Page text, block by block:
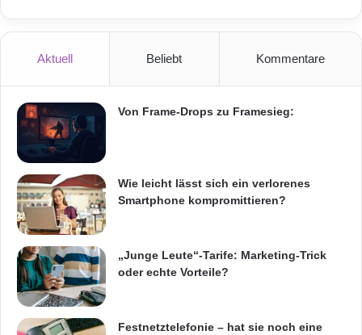
Aktuell Beliebt Kommentare
Von Frame-Drops zu Framesieg:
Wie leicht lässt sich ein verlorenes
Smartphone kompromittieren?
„Junge Leute“-Tarife: Marketing-Trick
oder echte Vorteile?
Festnetztelefonie – hat sie noch eine